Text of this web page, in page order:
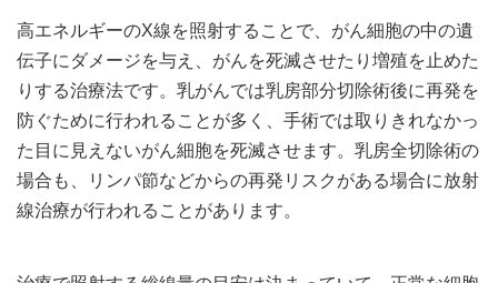
高エネルギーのX線を照射することで、がん細胞の中の遺
伝子にダメージを与え、がんを死滅させたり増殖を止めた
りする治療法です。乳がんでは乳房部分切除術後に再発を
防ぐために行われることが多く、手術では取りきれなかっ
た目に見えないがん細胞を死滅させます。乳房全切除術の
場合も、リンパ節などからの再発リスクがある場合に放射
線治療が行われることがあります。